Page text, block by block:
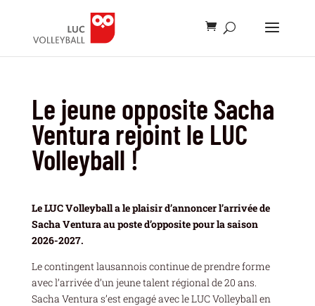
Le jeune opposite Sacha
Ventura rejoint le LUC
Volleyball !
Le LUC Volleyball a le plaisir d’annoncer l’arrivée de
Sacha Ventura au poste d’opposite pour la saison
2026-2027.
Le contingent lausannois continue de prendre forme
avec l’arrivée d’un jeune talent régional de 20 ans.
Sacha Ventura s’est engagé avec le LUC Volleyball en